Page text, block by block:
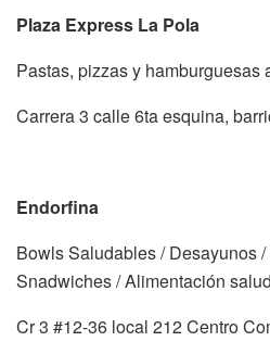
Plaza Express La Pola
Pastas, pizzas y hamburguesas
Carrera 3 calle 6ta esquina,
Endorfina
Bowls Saludables / Desayunos
Snadwiches / Alimentación
Cr 3 #12-36 local 212 Centro